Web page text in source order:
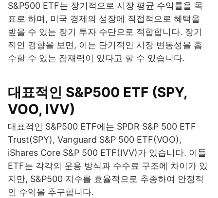
S&P500 ETF는 장기적으로 시장 평균 수익률을 목
표로 하며, 미국 경제의 성장에 직접적으로 혜택을
받을 수 있는 장기 투자 수단으로 적합합니다. 장기
적인 경향을 보면, 이는 단기적인 시장 변동성을 흡
수할 수 있는 잠재력이 있다고 할 수 있습니다.
대표적인 S&P500 ETF (SPY,
VOO, IVV)
대표적인 S&P500 ETF에는 SPDR S&P 500 ETF
Trust(SPY), Vanguard S&P 500 ETF(VOO),
iShares Core S&P 500 ETF(IVV)가 있습니다. 이들
ETF는 각각의 운용 방식과 수수료 구조에 차이가 있
지만, S&P500 지수를 효율적으로 추종하여 안정적
인 수익을 추구합니다.